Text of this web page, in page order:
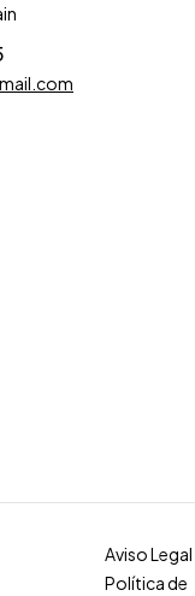
Aviso Legal
Política de